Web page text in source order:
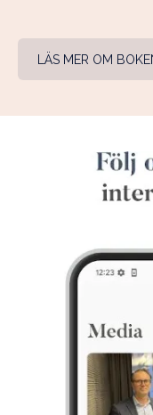
LÄS MER OM